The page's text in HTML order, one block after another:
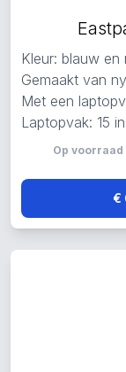
Kleur: blauw en
Gemaakt van
Met een
Laptopvak: 15
Op
€